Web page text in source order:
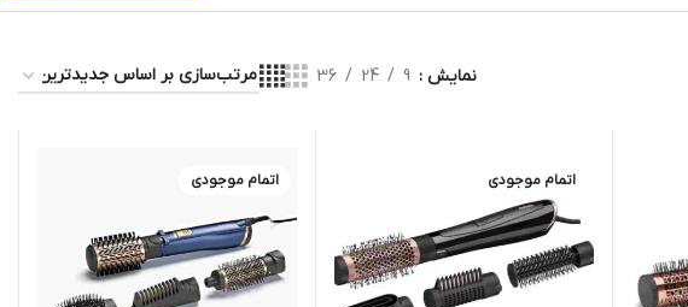
نمایش 9
24
36
اتمام موجودی اتمام موجودی